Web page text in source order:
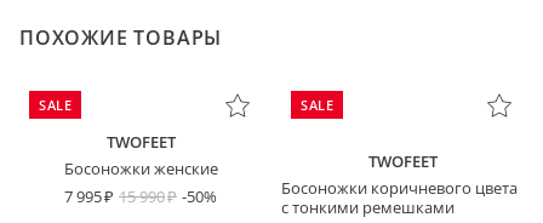
ПОХОЖИЕ ТОВАРЫ
SALE
TWOFEET
Босоножки женские
7 995
15 990 -50%
SALE
TWOFEET
Босоножки коричневого цвета
с тонкими ремешками